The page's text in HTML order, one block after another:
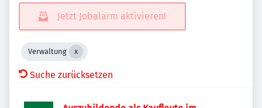
Jetzt Jobalarm aktivieren!
Verwaltung
Suche zurücksetzen